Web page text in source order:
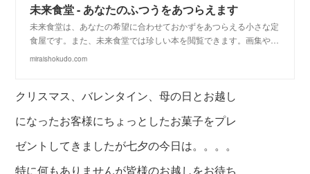
未来食堂 - あなたのふつうをあつらえます
未来食堂は、あなたの希望に合わせておかずをあつらえる小さな定
食屋です。また、未来食堂では珍しい本を閲覧できます。画集や…
miraishokudo.com
クリスマス、バレンタイン、母の日とお越し
になったお客様にちょっとしたお菓子をプレ
ゼントしてきましたが七夕の今日は。。。。
特に何もありませんが皆様のお越しをお待ち